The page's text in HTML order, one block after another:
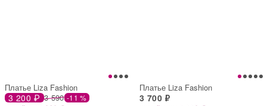
Платье Liza Fashion
3 200 ₽ 3 590 -11 %
Платье Liza Fashion
3 700 ₽